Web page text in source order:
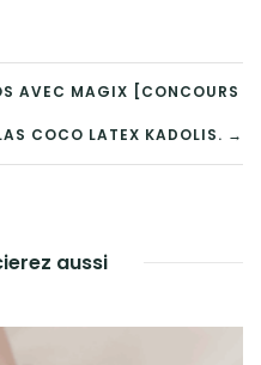
AVEC MAGIX [CONCOURS
COCO LATEX KADOLIS. →
aussi